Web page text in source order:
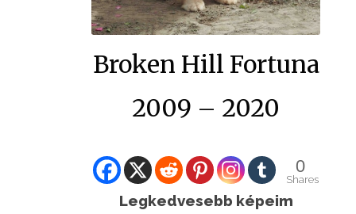
Broken Hill Fortuna
2009 – 2020
0
Shares
Legkedvesebb képeim